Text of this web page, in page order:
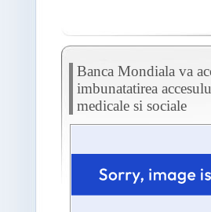
Banca Mondiala va
imbunatatirea
medicale si sociale